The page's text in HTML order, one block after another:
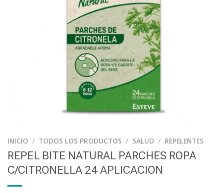
INICIO / TODOS LOS PRODUCTOS / SALUD / REPELENTES
REPEL BITE NATURAL PARCHES ROPA
C/CITRONELLA 24 APLICACION